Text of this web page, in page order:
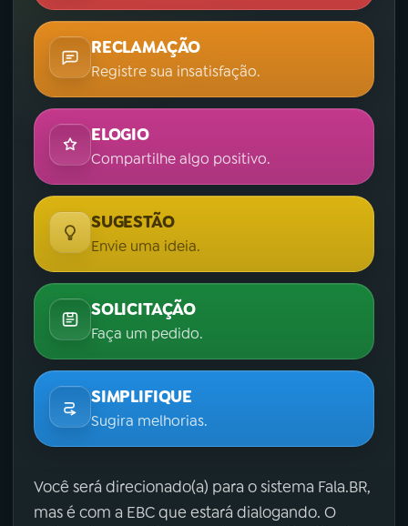
RECLAMAÇÃO
Registre sua insatisfação.
ELOGIO
Compartilhe algo positivo.
SUGESTÃO
Envie uma ideia.
SOLICITAÇÃO
Faça um pedido.
SIMPLIFIQUE
Sugira melhorias.
Você será direcionado(a) para o sistema Fala.BR,
mas é com a EBC que estará dialogando. O